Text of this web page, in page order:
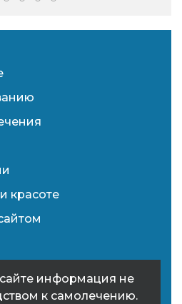
красоте
информация не
к самолечению.